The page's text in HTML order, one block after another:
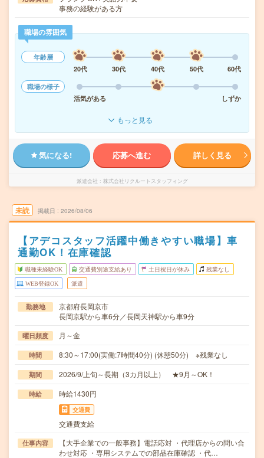
事務の経験がある方
職場の雰囲気
年齢層
20代
30代 40代 50代
60代
職場の様子
活気がある
しずか
もっと見る
気になる! 応募へ進む 詳しく見る
派遣会社 株式会社リクルートスタッフィング
未読 掲載日 2026/08/06
【アデコスタッフ活躍中働きやすい職場】車
通勤OK！在庫確認
職種未経験OK 交通費別途支給あり 土日祝日が休み 残業なし
WEB登録OK 派遣
勤務地
京都府長岡京市
長岡京駅から車6分／長岡天神駅から車9分
曜日頻度 月～金
時間 8:30～17:00(実働:7時間40分) (休憩50分) ※残業なし
期間 2026/9/上旬～長期（3カ月以上） ★9月～OK！
時給 時給1430円
交通費
交通費支給
仕事内容
【大手企業での一般事務】電話応対 ・代理店からの問い合
わせ対応 ・専用システムでの部品在庫確認 ・代…